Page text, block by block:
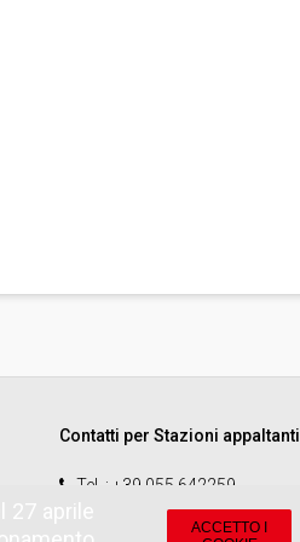
Contatti per Stazioni appaltanti
Tel. : +39 055 642259
email
start.sa@pamercato.it
27 aprile
ACCETTO I